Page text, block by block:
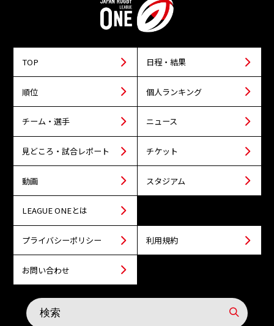
TOP 日程・結果
順位 個人ランキング
チーム・選手 ニュース
見どころ・試合レポート チケット
動画 スタジアム
LEAGUE ONEとは
プライバシーポリシー 利用規約
お問い合わせ